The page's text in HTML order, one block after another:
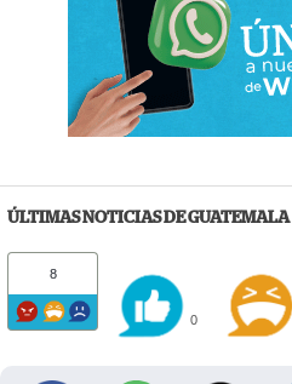
ÚLTIMAS NOTICIAS DE GUATEMALA
8
0